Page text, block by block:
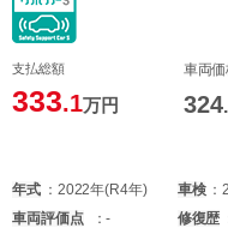
支払総額
333.1万円
車両
324
年式 2022年(R4年) 車検
車両評価点 - 修復歴